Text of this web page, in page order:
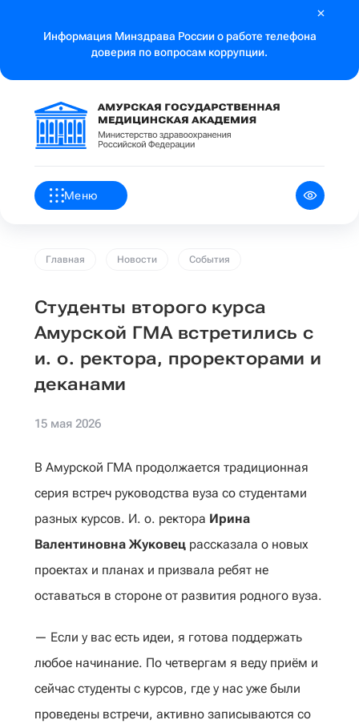
Информация Минздрава России о работе телефона
доверия по вопросам коррупции.
Меню
Главная Новости События
Студенты второго курса
Амурской ГМА встретились с
и. о. ректора, проректорами и
деканами
15 мая 2026
В Амурской ГМА продолжается традиционная
серия встреч руководства вуза со студентами
разных курсов. И. о. ректора Ирина
Валентиновна Жуковец рассказала о новых
проектах и планах и призвала ребят не
оставаться в стороне от развития родного вуза.
— Если у вас есть идеи, я готова поддержать
любое начинание. По четвергам я веду приём и
сейчас студенты с курсов, где у нас уже были
проведены встречи, активно записываются со